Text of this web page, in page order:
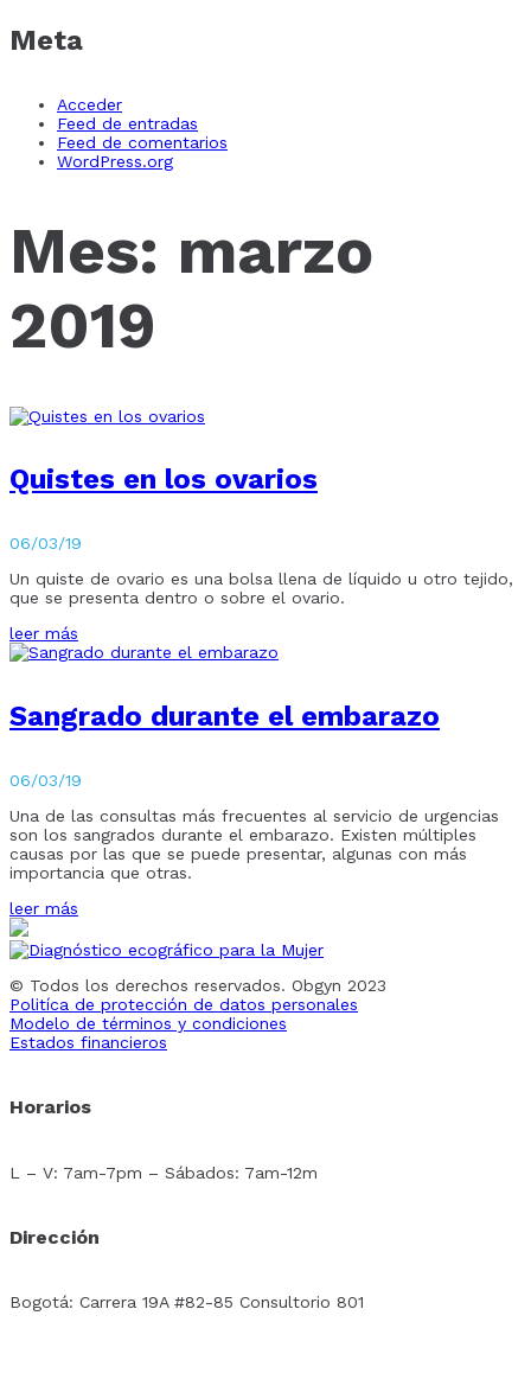
Meta
Acceder
Feed de entradas
Feed de comentarios
WordPress.org
Mes: marzo
2019
Quistes en los ovarios
06/03/19
Un quiste de ovario es una bolsa llena de líquido u otro tejido,
que se presenta dentro o sobre el ovario.
leer más
Sangrado durante el embarazo
06/03/19
Una de las consultas más frecuentes al servicio de urgencias
son los sangrados durante el embarazo. Existen múltiples
causas por las que se puede presentar, algunas con más
importancia que otras.
leer más
© Todos los derechos reservados. Obgyn 2023
Politíca de protección de datos personales
Modelo de términos y condiciones
Estados financieros
Horarios
L – V: 7am-7pm – Sábados: 7am-12m
Dirección
Bogotá: Carrera 19A #82-85 Consultorio 801